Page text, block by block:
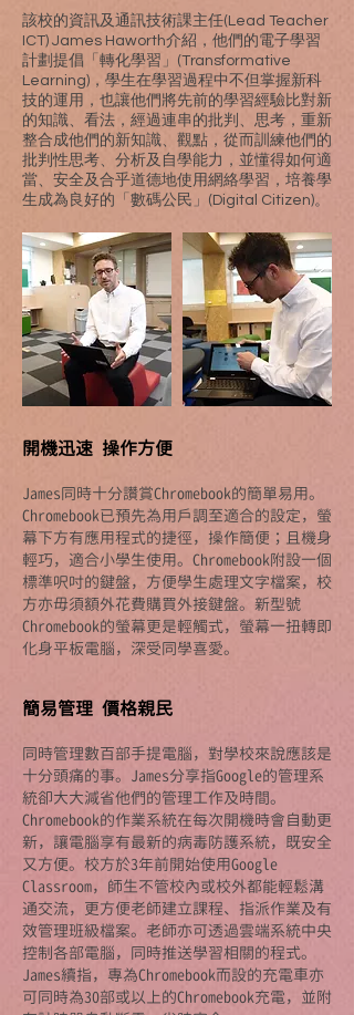
該校的資訊及通訊技術課主任(Lead Teacher
ICT) James Haworth介紹，他們的電子學習
計劃提倡「轉化學習」(Transformative
Learning)，學生在學習過程中不但掌握新科
技的運用，也讓他們將先前的學習經驗比對新
的知識、看法，經過連串的批判、思考，重新
整合成他們的新知識、觀點，從而訓練他們的
批判性思考、分析及自學能力，並懂得如何適
當、安全及合乎道德地使用網絡學習，培養學
生成為良好的「數碼公民」(Digital Citizen)。
開機迅速 操作方便
James同時十分讚賞Chromebook的簡單易用。
Chromebook已預先為用戶調至適合的設定，螢
幕下方有應用程式的捷徑，操作簡便；且機身
輕巧，適合小學生使用。Chromebook附設一個
標準呎吋的鍵盤，方便學生處理文字檔案，校
方亦毋須額外花費購買外接鍵盤。新型號
Chromebook的螢幕更是輕觸式，螢幕一扭轉即
化身平板電腦，深受同學喜愛。
簡易管理 價格親民
同時管理數百部手提電腦，對學校來說應該是
十分頭痛的事。James分享指Google的管理系
統卻大大減省他們的管理工作及時間。
Chromebook的作業系統在每次開機時會自動更
新，讓電腦享有最新的病毒防護系統，既安全
又方便。校方於3年前開始使用Google
Classroom，師生不管校內或校外都能輕鬆溝
通交流，更方便老師建立課程、指派作業及有
效管理班級檔案。老師亦可透過雲端系統中央
控制各部電腦，同時推送學習相關的程式。
James續指，專為Chromebook而設的充電車亦
可同時為30部或以上的Chromebook充電，並附